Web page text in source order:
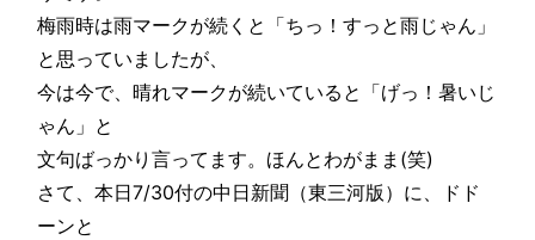
梅雨時は雨マークが続くと「ちっ！すっと雨じゃん」
と思っていましたが、
今は今で、晴れマークが続いていると「げっ！暑いじ
ゃん」と
文句ばっかり言ってます。ほんとわがまま(笑)
さて、本日7/30付の中日新聞（東三河版）に、ドド
ーンと